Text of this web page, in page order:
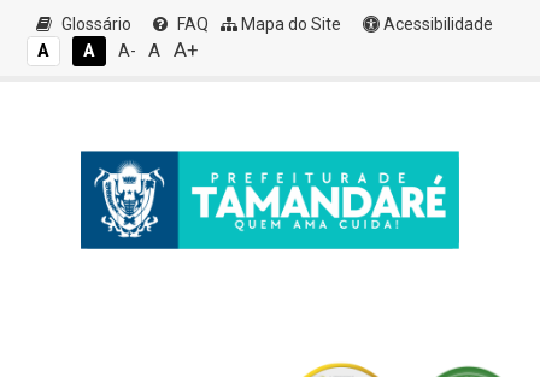
Glossário FAQ Mapa do Site
Acessibilidade
A
A A- A A+